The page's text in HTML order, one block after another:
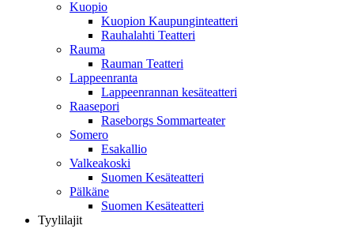
Kuopio
Kuopion Kaupunginteatteri
Rauhalahti Teatteri
Rauma
Rauman Teatteri
Lappeenranta
Lappeenrannan kesäteatteri
Raasepori
Raseborgs Sommarteater
Somero
Esakallio
Valkeakoski
Suomen Kesäteatteri
Pälkäne
Suomen Kesäteatteri
Tyylilajit